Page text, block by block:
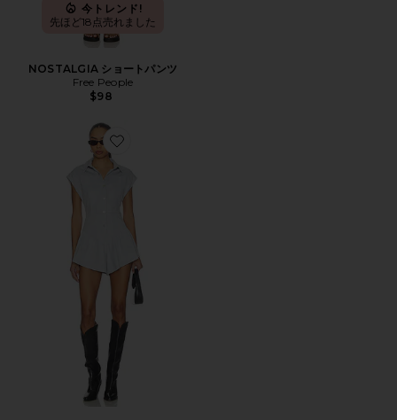
今トレンド!
先ほど18点売れました
NOSTALGIA ショートパンツ
Free People
$98
Favorite KEIRA オールインワン